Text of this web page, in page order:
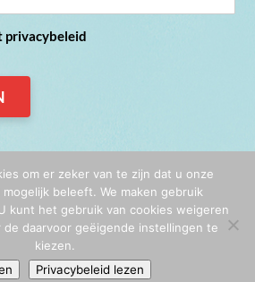
privacybeleid
Rozelie Haaksman
om er zeker van te zijn dat u onze
beleeft. We maken gebruik
kunt het gebruik van cookies weigeren
daarvoor geëigende instellingen te
kiezen.
Privacybeleid lezen